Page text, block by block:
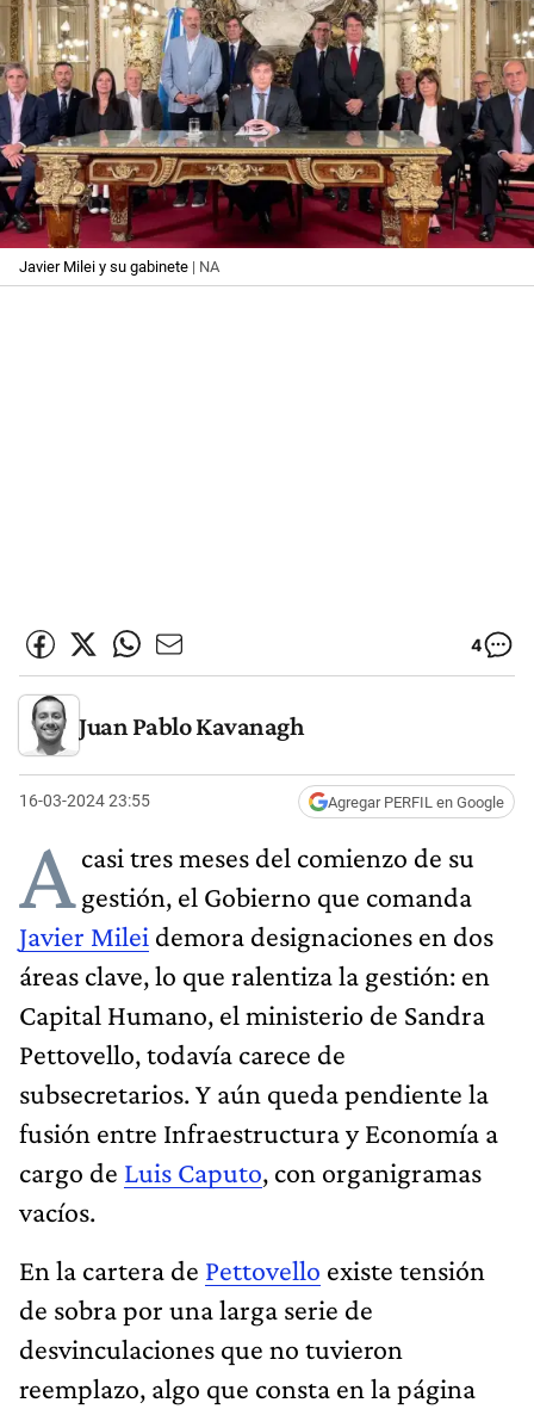
Javier Milei y su gabinete | NA
4
Juan Pablo Kavanagh
16-03-2024 23:55 Agregar PERFIL en Google
Acasi tres meses del comienzo de su
gestión, el Gobierno que comanda
Javier Milei demora designaciones en dos
áreas clave, lo que ralentiza la gestión: en
Capital Humano, el ministerio de Sandra
Pettovello, todavía carece de
subsecretarios. Y aún queda pendiente la
fusión entre Infraestructura y Economía a
cargo de Luis Caputo, con organigramas
vacíos.
En la cartera de Pettovello existe tensión
de sobra por una larga serie de
desvinculaciones que no tuvieron
reemplazo, algo que consta en la página